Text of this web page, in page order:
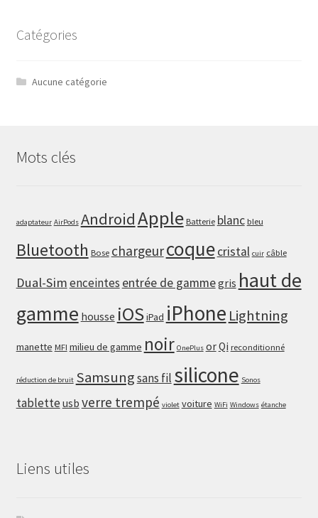
Catégories
Aucune catégorie
Mots clés
adaptateur AirPods AndroidApple Batterie blanc bleu
Bluetooth Bose chargeurcoquecristal cuir câble
Dual-Simenceintes entrée de gammegris haut de
gamme housse iOSiPad iPhone Lightning
manette MFI milieu de gamme noir OnePlus orQi reconditionné
réduction de bruit Samsungsans fil silicone Sonos
tablette usb verre trempé violet voiture WiFi Windows étanche
Liens utiles